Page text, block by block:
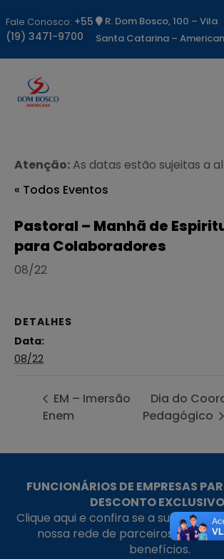
Fale Conosco: +55
(19) 3471-9700
R. Dom Bosco, 100 – Vila
Santa Catarina –
Atenção:As datas estão sujeitas a
« Todos Eventos
Pastoral – Manhã de
para Colaboradores
08/22
DETALHES
Data:
08/22
EM – Imersão
Enem
Dia do
Pedagógico
FUNCIONÁRIOS DE EMPRESAS
DESCONTO
Clique aqui e confira se a sua
nossa rede de parceiros e
benefícios.